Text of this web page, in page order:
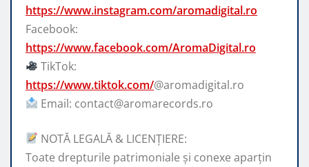
https://www.instagram.com/aromadigital.ro
Facebook:
https://www.facebook.com/AromaDigital.ro
TikTok:
https://www.tiktok.com/@aromadigital.ro
Email: contact@aromarecords.ro
NOTĂ LEGALĂ & LICENȚIERE:
Toate drepturile patrimoniale și conexe aparțin